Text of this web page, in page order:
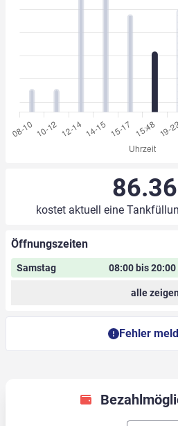
kostet aktuell eine
Öffnungszeiten
Samstag 08:00 bis 20:00
alle zeigen
Fehler